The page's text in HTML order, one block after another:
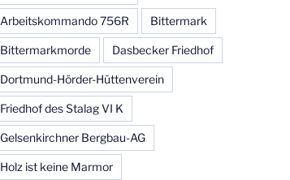
Arbeitskommando 756R Bittermark
Bittermarkmorde Dasbecker Friedhof
Dortmund-Hörder-Hüttenverein
Friedhof des Stalag VI K
Gelsenkirchner Bergbau-AG
Holz ist keine Marmor